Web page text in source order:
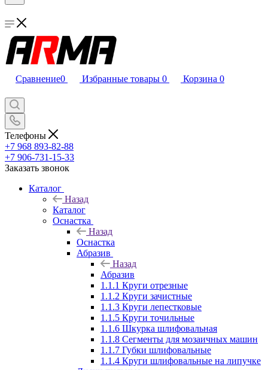
Сравнение0 Избранные товары 0 Корзина 0
Телефоны
+7 968 893-82-88
+7 906-731-15-33
Заказать звонок
Каталог
Назад
Каталог
Оснастка
Назад
Оснастка
Абразив
Назад
Абразив
1.1.1 Круги отрезные
1.1.2 Круги зачистные
1.1.3 Круги лепестковые
1.1.5 Круги точильные
1.1.6 Шкурка шлифовальная
1.1.8 Сегменты для мозаичных машин
1.1.7 Губки шлифовальные
1.1.4 Круги шлифовальные на липучке